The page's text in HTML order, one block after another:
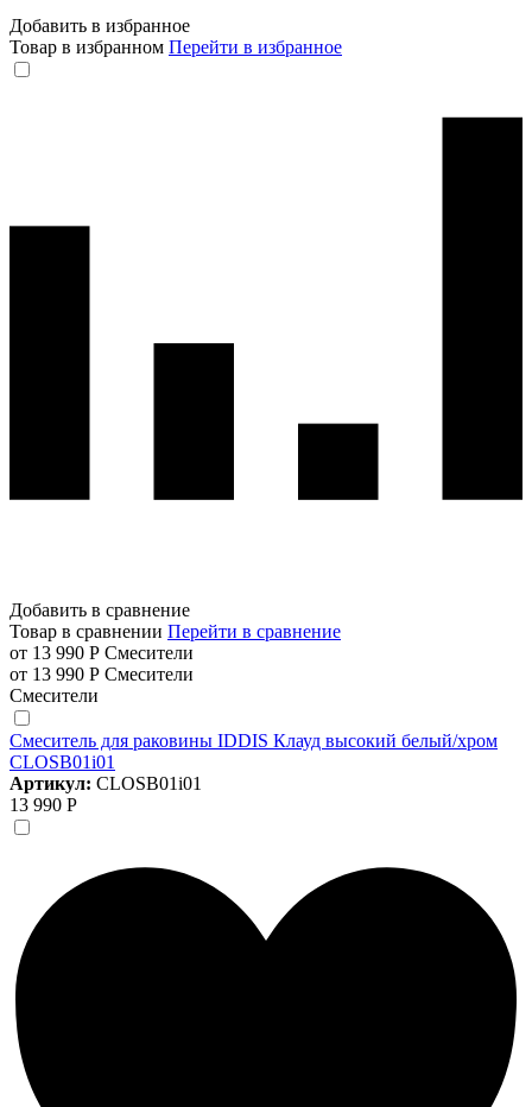
Добавить в избранное
Товар в избранном Перейти в избранное
Добавить в сравнение
Товар в сравнении Перейти в сравнение
от 13 990 Р Смесители
от 13 990 Р Смесители
Смесители
Смеситель для раковины IDDIS Клауд высокий белый/хром
CLOSB01i01
Артикул: CLOSB01i01
13 990 Р